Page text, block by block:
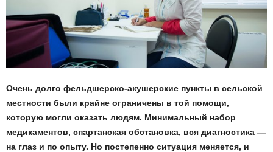
Очень долго фельдшерско-акушерские пункты в сельской
местности были крайне ограничены в той помощи,
которую могли оказать людям. Минимальный набор
медикаментов, спартанская обстановка, вся диагностика —
на глаз и по опыту. Но постепенно ситуация меняется, и